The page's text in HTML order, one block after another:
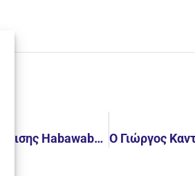
1η θέση για τους Μπέμπηδες στο διεθνές τουρνουά υδατοσφαίρισης Habawaba Greece